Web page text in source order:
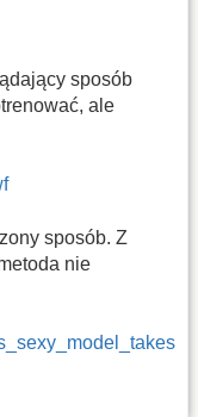
sposób
ale
sposób. Z
nie